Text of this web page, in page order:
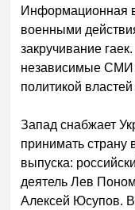
Информационная
военными
закручивание
независимые СМИ
политикой
Запад снабжает
принимать
выпуска:
деятель Лев
Алексей Юсупов.